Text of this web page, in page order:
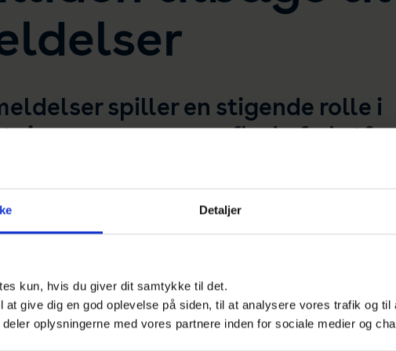
Detaljer
kun, hvis du giver dit samtykke til det.
at give dig en god oplevelse på siden, til at analysere vores trafik og
oplysningerne med vores partnere inden for sociale medier og
spiller en stigende rolle i
men en overflod af
det vanskeligt at vide, om
standard skal organisere de
og give forbrugere tilliden
for virksomheder, er online anmeldelser ofte udgangspunktet
dedikeret til at evaluere alt fra restauranter til
viser, at 90 % af alle forbrugere læser online anmeldelser,